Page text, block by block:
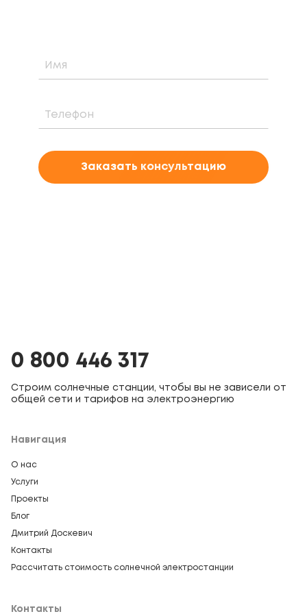
Заказать консультацию
0 800 446 317
Строим солнечные станции, чтобы вы не зависели от
общей сети и тарифов на электроэнергию
Навигация
О нас
Услуги
Проекты
Блог
Дмитрий Доскевич
Контакты
Рассчитать стоимость солнечной электростанции
Контакты